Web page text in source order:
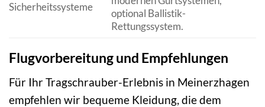
Sicherheitssysteme
optional Ballistik-
Rettungssystem.
Flugvorbereitung und Empfehlungen
Für Ihr Tragschrauber-Erlebnis in Meinerzhagen
empfehlen wir bequeme Kleidung, die dem